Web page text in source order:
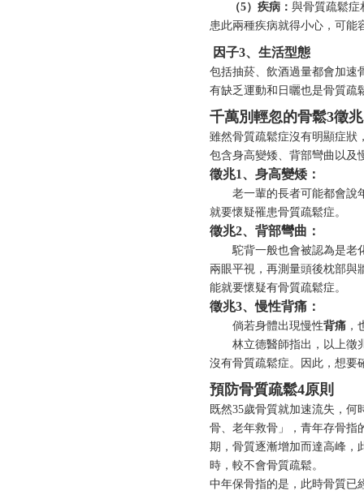
（5）疾病： 與骨質疏鬆症
患此兩種疾病就得小心，可能
因子3、生活型態
包括抽菸、飲酒過量都會加速
有缺乏運動和日曬也是骨質疏
千萬別輕忽的骨鬆3徵兆
雖然骨質疏鬆症沒有明顯症狀
包含身高變矮、背部彎曲以及
徵兆1、身高變矮：
老一輩的長者可能都會說年
就要懷疑罹患骨質疏鬆症。
徵兆2、背部彎曲：
駝背一般也會被認為是老化
兩眼平視，再測量頭後枕部與
能就要懷疑有骨質疏鬆症。
徵兆3、慢性背痛：
倘若身體出現慢性背痛，
林立德醫師指出，以上徵兆
沒有骨質疏鬆症。因此，想要
預防骨質疏鬆4原則
既然35歲骨質就加速流失，
骨、老年救骨」，青年存骨指
期，骨質逐漸增加而達高峰，
時，較不會骨質疏鬆。
中年保骨指的是，此時骨質已